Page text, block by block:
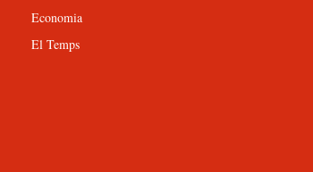
Economia
El Temps